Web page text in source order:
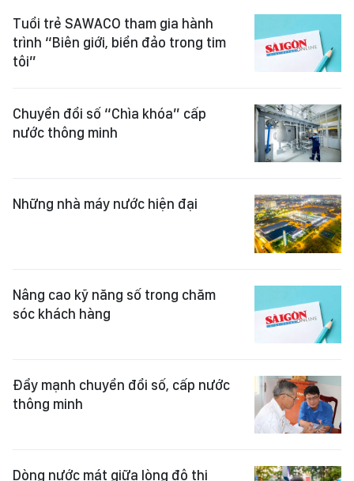
Tuổi trẻ SAWACO tham gia hành
trình “Biên giới, biển đảo trong tim
tôi”
Chuyển đổi số “Chìa khóa” cấp
nước thông minh
Những nhà máy nước hiện đại
Nâng cao kỹ năng số trong chăm
sóc khách hàng
Đẩy mạnh chuyển đổi số, cấp nước
thông minh
Dòng nước mát giữa lòng đô thị